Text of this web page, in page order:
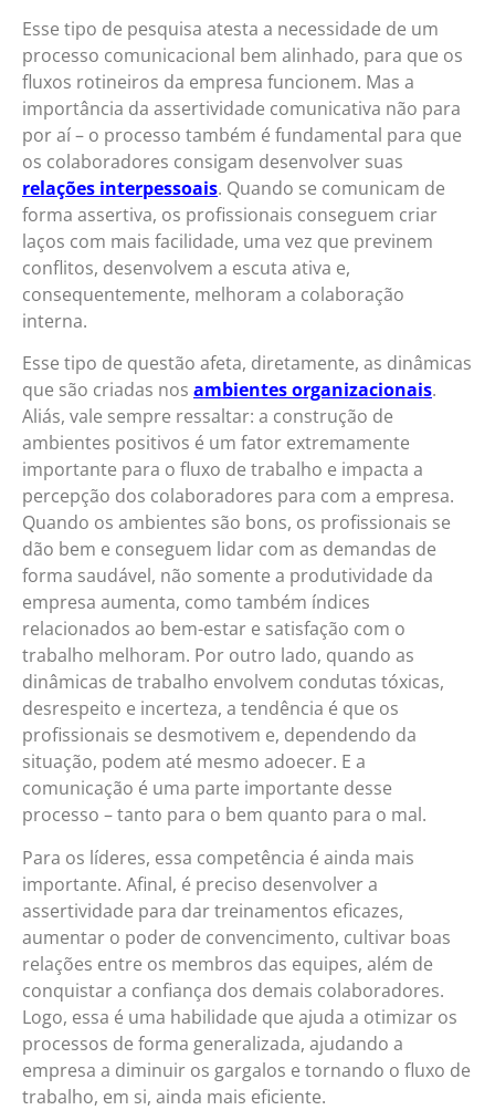
Esse tipo de pesquisa atesta a necessidade de um
processo comunicacional bem alinhado, para que os
fluxos rotineiros da empresa funcionem. Mas a
importância da assertividade comunicativa não para
por aí – o processo também é fundamental para que
os colaboradores consigam desenvolver suas
relações interpessoais. Quando se comunicam de
forma assertiva, os profissionais conseguem criar
laços com mais facilidade, uma vez que previnem
conflitos, desenvolvem a escuta ativa e,
consequentemente, melhoram a colaboração
interna.
Esse tipo de questão afeta, diretamente, as dinâmicas
que são criadas nos ambientes organizacionais.
Aliás, vale sempre ressaltar: a construção de
ambientes positivos é um fator extremamente
importante para o fluxo de trabalho e impacta a
percepção dos colaboradores para com a empresa.
Quando os ambientes são bons, os profissionais se
dão bem e conseguem lidar com as demandas de
forma saudável, não somente a produtividade da
empresa aumenta, como também índices
relacionados ao bem-estar e satisfação com o
trabalho melhoram. Por outro lado, quando as
dinâmicas de trabalho envolvem condutas tóxicas,
desrespeito e incerteza, a tendência é que os
profissionais se desmotivem e, dependendo da
situação, podem até mesmo adoecer. E a
comunicação é uma parte importante desse
processo – tanto para o bem quanto para o mal.
Para os líderes, essa competência é ainda mais
importante. Afinal, é preciso desenvolver a
assertividade para dar treinamentos eficazes,
aumentar o poder de convencimento, cultivar boas
relações entre os membros das equipes, além de
conquistar a confiança dos demais colaboradores.
Logo, essa é uma habilidade que ajuda a otimizar os
processos de forma generalizada, ajudando a
empresa a diminuir os gargalos e tornando o fluxo de
trabalho, em si, ainda mais eficiente.